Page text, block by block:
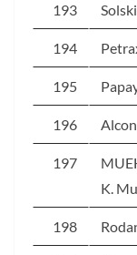
193
194
195
196 Alcon
197
K.
198